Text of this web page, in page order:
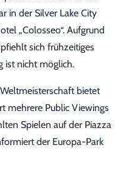
in der Silver Lake City
„Colosseo“. Aufgrund
sich frühzeitiges
ist nicht möglich.
bietet
mehrere Public Viewings
Spielen auf der Piazza
der Europa-Park